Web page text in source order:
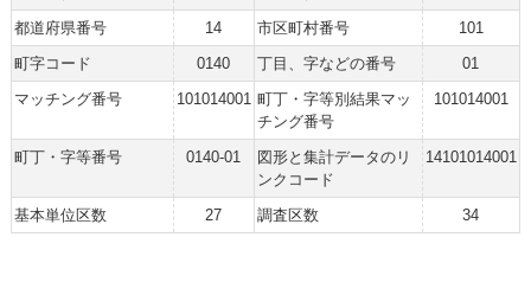
都道府県番号
14 市区町村番号
101
町字コード
0140 丁目、字などの番号
01
マッチング番号
101014001 町丁・字等別結果マッ
チング番号
101014001
町丁・字等番号 0140-01
図形と集計データのリ
ンクコード
14101014001
基本単位区数 27 調査区数 34